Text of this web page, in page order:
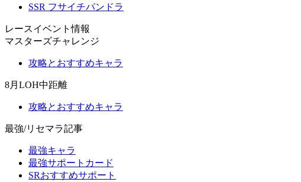
SSR フサイチパンドラ
レースイベント情報
マスターズチャレンジ
攻略とおすすめキャラ
8月LOH中距離
攻略とおすすめキャラ
最強/リセマラ記事
最強キャラ
最強サポートカード
SRおすすめサポート